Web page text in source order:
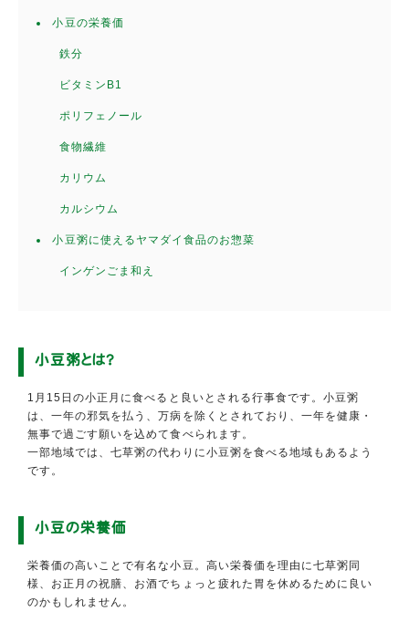
小豆の栄養価
鉄分
ビタミンB1
ポリフェノール
食物繊維
カリウム
カルシウム
小豆粥に使えるヤマダイ食品のお惣菜
インゲンごま和え
小豆粥とは？
1月15日の小正月に食べると良いとされる行事食です。小豆粥
は、一年の邪気を払う、万病を除くとされており、一年を健康・
無事で過ごす願いを込めて食べられます。
一部地域では、七草粥の代わりに小豆粥を食べる地域もあるよう
です。
小豆の栄養価
栄養価の高いことで有名な小豆。高い栄養価を理由に七草粥同
様、お正月の祝膳、お酒でちょっと疲れた胃を休めるために良い
のかもしれません。